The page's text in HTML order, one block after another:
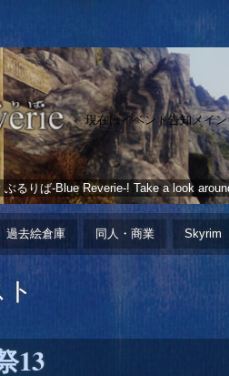
現在はイベント告知メイン
るりば-Blue Reverie-! Take a look
過去絵倉庫 同人・商業 Skyrim
13